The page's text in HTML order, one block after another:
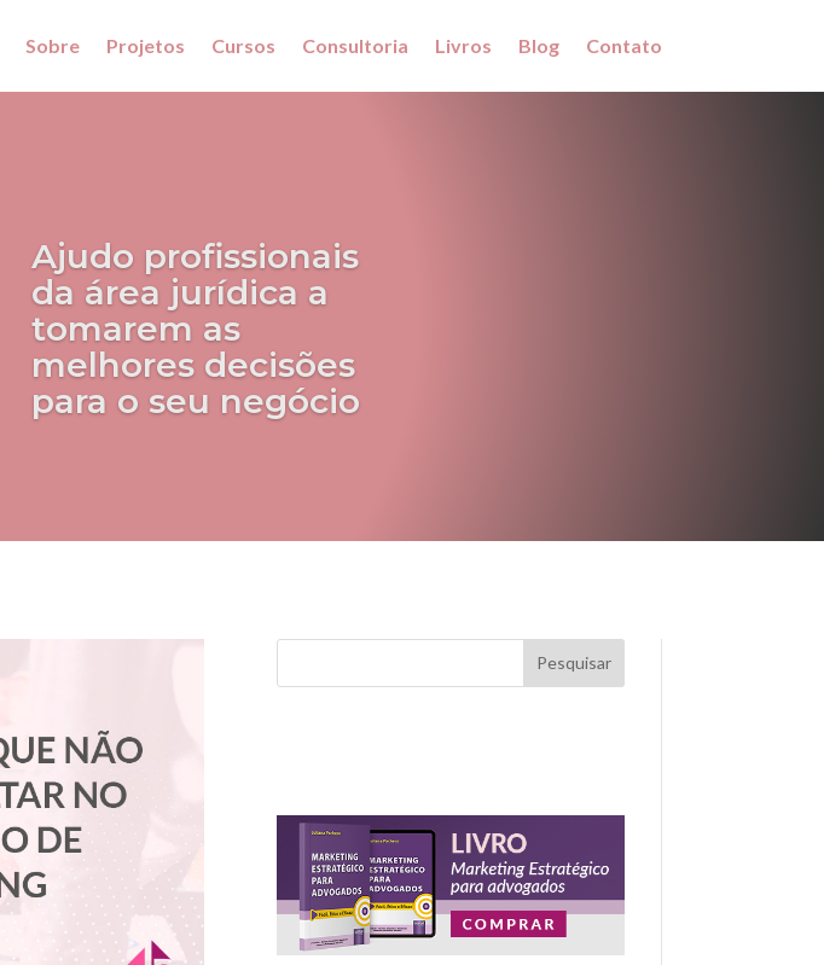
Sobre Projetos Cursos Consultoria Livros Blog Contato
Ajudo profissionais
da área jurídica a
tomarem as
melhores decisões
para o seu negócio
Pesquisar